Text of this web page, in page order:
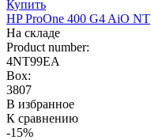
Купить
HP ProOne 400 G4 AiO NT
На складе
Product number:
4NT99EA
Box:
3807
В избранное
К сравнению
-15%